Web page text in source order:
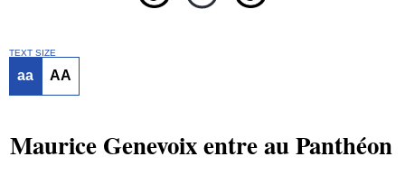
TEXT SIZE
aa AA
Maurice Genevoix entre au Panthéon